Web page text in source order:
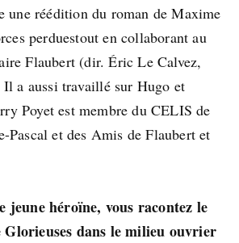
une réédition du roman de Maxime
perduestout en collaborant au
Flaubert (dir. Éric Le Calvez,
a aussi travaillé sur Hugo et
Poyet est membre du CELIS de
Pascal et des Amis de Flaubert et
jeune héroïne, vous racontez le
Glorieuses dans le milieu ouvrier